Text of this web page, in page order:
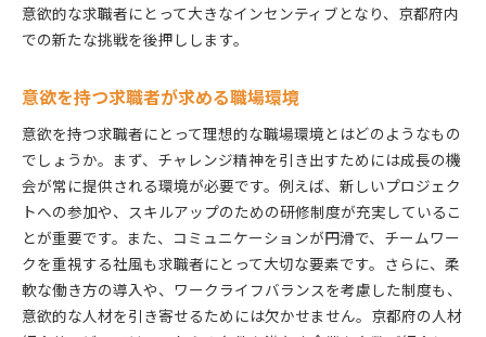
意欲的な求職者にとって大きなインセンティブとなり、京都府内
での新たな挑戦を後押しします。
意欲を持つ求職者が求める職場環境
意欲を持つ求職者にとって理想的な職場環境とはどのようなもの
でしょうか。まず、チャレンジ精神を引き出すためには成長の機
会が常に提供される環境が必要です。例えば、新しいプロジェク
トへの参加や、スキルアップのための研修制度が充実しているこ
とが重要です。また、コミュニケーションが円滑で、チームワー
クを重視する社風も求職者にとって大切な要素です。さらに、柔
軟な働き方の導入や、ワークライフバランスを考慮した制度も、
意欲的な人材を引き寄せるためには欠かせません。京都府の人材